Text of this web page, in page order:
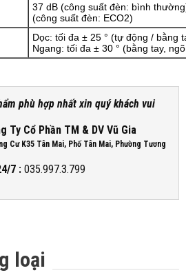
37 dB (công suất đèn: bình
(công suất đèn: ECO2)
Dọc: tối đa ± 25 ° (tự động / bằng
Ngang: tối đa ± 30 ° (bằng tay,
phù hợp nhất xin quý khách vui
Ty Cổ Phần TM & DV Vũ Gia
Cư K35 Tân Mai, Phố Tân Mai, Phường Tương
7 : 035.997.3.799
loại